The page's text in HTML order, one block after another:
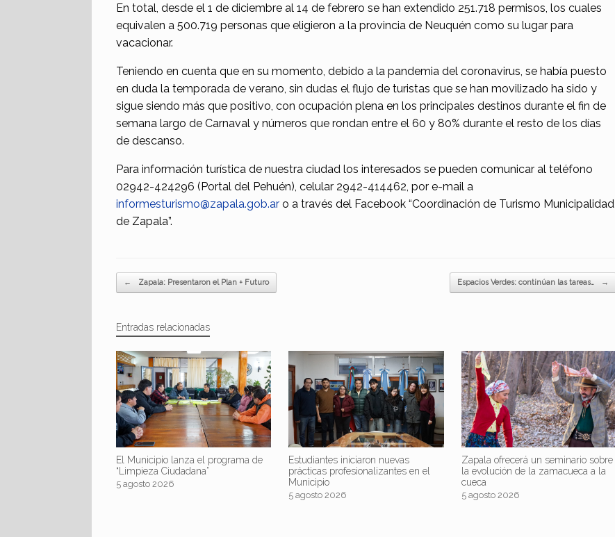
En total, desde el 1 de diciembre al 14 de febrero se han extendido 251.718 permisos, los cuales
equivalen a 500.719 personas que eligieron a la provincia de Neuquén como su lugar para
vacacionar.
Teniendo en cuenta que en su momento, debido a la pandemia del coronavirus, se había puesto
en duda la temporada de verano, sin dudas el flujo de turistas que se han movilizado ha sido y
sigue siendo más que positivo, con ocupación plena en los principales destinos durante el fin de
semana largo de Carnaval y números que rondan entre el 60 y 80% durante el resto de los días
de descanso.
Para información turística de nuestra ciudad los interesados se pueden comunicar al teléfono
02942-424296 (Portal del Pehuén), celular 2942-414462, por e-mail a
informesturismo@zapala.gob.ar o a través del Facebook “Coordinación de Turismo Municipalidad
de Zapala”.
Navegador de artículos
← Zapala: Presentaron el Plan + Futuro Espacios Verdes: continúan las tareas… →
Entradas relacionadas
El Municipio lanza el programa de
“Limpieza Ciudadana”
5 agosto 2026
Estudiantes iniciaron nuevas
prácticas profesionalizantes en el
Municipio
5 agosto 2026
Zapala ofrecerá un seminario sobre
la evolución de la zamacueca a la
cueca
5 agosto 2026